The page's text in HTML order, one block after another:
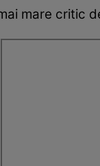
mare critic